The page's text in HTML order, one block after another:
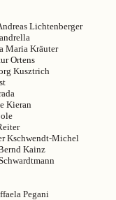
Lichtenberger
Maria Kräuter
Ortens
Kusztrich
Kieran
Kschwendt-Michel
Kainz
Pegani